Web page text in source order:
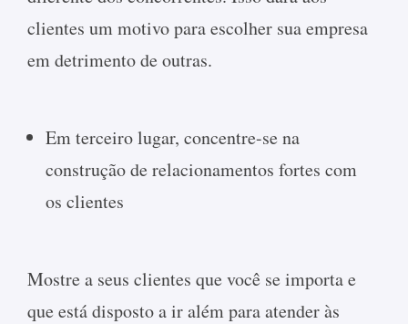
clientes um motivo para escolher sua empresa
em detrimento de outras.
Em terceiro lugar, concentre-se na
construção de relacionamentos fortes com
os clientes
Mostre a seus clientes que você se importa e
que está disposto a ir além para atender às